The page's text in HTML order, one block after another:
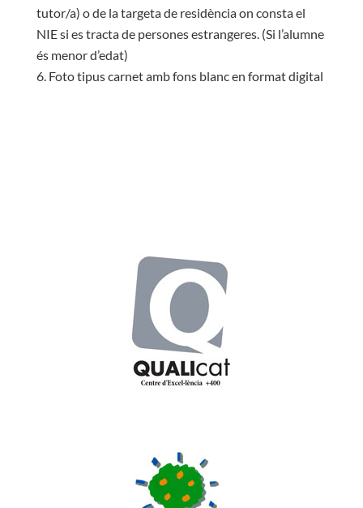
tutor/a) o de la targeta de residència on consta el
NIE si es tracta de persones estrangeres. (Si l’alumne
és menor d’edat)
Foto tipus carnet amb fons blanc en format digital